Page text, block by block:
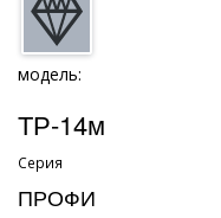
модель:
ТР-14м
Серия
ПРОФИ